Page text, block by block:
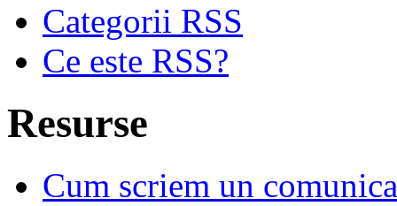
Categorii RSS
Ce este RSS?
Resurse
Cum scriem un